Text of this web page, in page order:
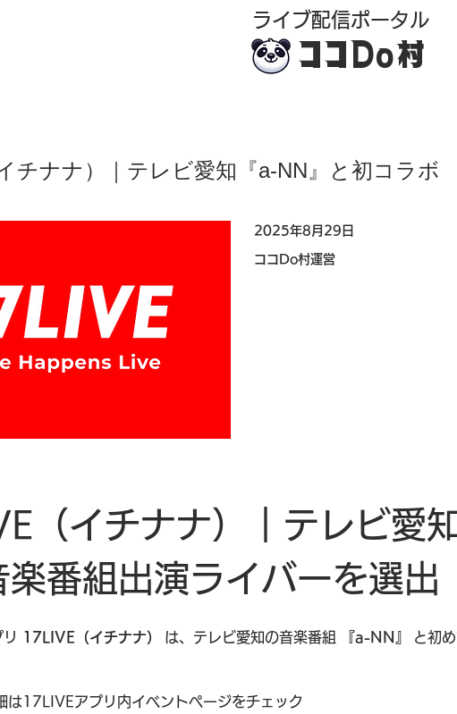
​ライブ配信ポータル
ココDo村
チナナ）｜テレビ愛知『a-NN』と初コラ
2025年8月29日
ココDo村運営
（イチナナ）｜テレビ愛
楽番組出演ライバーを選出
17LIVE（イチナナ） は、テレビ愛知の音楽番組 『a-NN』
と初
は17LIVEアプリ内イベントページをチェック